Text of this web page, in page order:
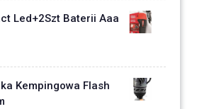
Led+2Szt Baterii Aaa
Kempingowa Flash